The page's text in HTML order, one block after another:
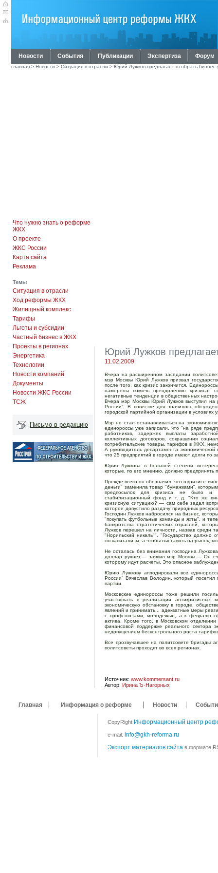
Новости События Публикации Экспертиза Форум
главная > Новости > Ситуация в отрасли > Юрий Лужков предлагает отобрать бизнес
Что нужно знать о реформе
ЖКХ
О проекте
ЖКС России
Карта сайта
Реклама
Темы
Ситуация в отрасли
Ход реформы ЖКХ
Жилищный комплекс
Тарифы
Льготы и субсидии
Частный бизнес в ЖКХ
Проекты в регионах
Энергетика
Технологии
Новости компаний
Документы
Новости ЖКС России
ТСЖ
Письмо в редакцию
Юрий Лужков
11.02.2009
Вчера на расширенном заседании
мэр Москвы Юрий Лужков призвал
после того, как кризис закончится.
намерены помочь преодолению кризиса,
негативные тенденции в общественных
Вчера мэр Москвы Юрий Лужков выступил на
России". В повестке дня значилось
городской партийной организации в условиях
Мэр не стал останавливаться на
единороссы уже записали, что "на ряде
работников, задержек выплаты
коллективных договоров, сокращения
потребительские товары, тарифов в ЖКХ,
А руководитель департамента
что 25 предприятий в городе имеют долги по
Юрия Лужкова в большей степени
которые, по его мнению, должно предпринять
Прежде всего он обозначил, что в кризисе
деньги" заменила товар "бумажками",
предпосылок для кризиса не было и
стабилизационный фонд и т. д. "Кто же
кризисную ситуацию? — сам себе задал
которое допустило раздачу природных
Господин Лужков набросился на бизнес,
"покупать футбольные команды и яхты", и
банкротства стратегических отраслей,
Лужков перешел на личности, назвав среди
"Норильский никель"". "Государство должно
госкапитализм, а чтобы выставить на рынок,
Не осталась без внимания господина
доллар рухнет,— заявил мэр Москвы.— Он
которому идут расчеты. Это опасное
Юрию Лужкову аплодировали все
России" Вячеслав Володин, который посетил
партии.
Московские единороссы тоже решили
участвовать в реализации антикризисных
экономическую обстановку в городе,
явлений и принимать... адекватные меры
с профсоюзами, молодежью, а к февралю
актива. Кроме того, в Московском
финансовой поддержке реального сектора
недопущением бесконтрольного роста
Все прозвучавшее на политсовете бригады
политсоветы проходят во всех регионах.
Источник: www.kommersant.ru
Автор: Ирина Ъ-Нагорных
Главная Информация о реформе Новости
CopyRight Информационный центр
e-mail: info@gkh-reforma.ru
Экспорт материалов сайта в формате